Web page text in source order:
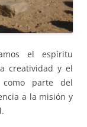
el espíritu
creatividad y el
parte del
a la misión y